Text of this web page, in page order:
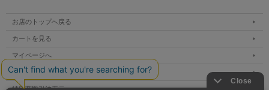
お店のトップへ戻る
カートを見る
マイページへ
ご利用案内